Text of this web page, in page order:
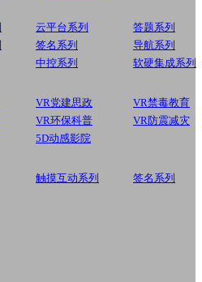
云平台系列
答题系列
签名系列
导航系列
中控系列 软硬集成系列
VR党建思政
VR禁毒教育
VR环保科普
VR防震减灾
5D动感影院
触摸互动系列
签名系列